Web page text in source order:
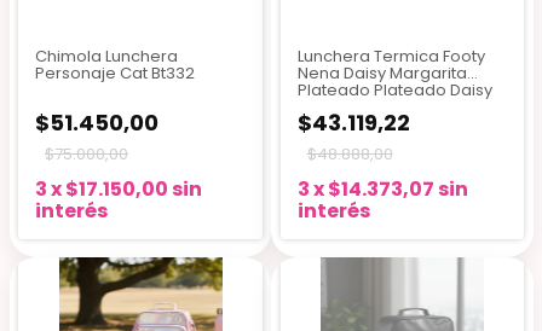
Chimola Lunchera
Personaje Cat Bt332
$51.450,00
$75.000,00
3x$17.150,00 sin
interés
Lunchera Termica Footy
Nena Daisy Margarita
Plateado Plateado Daisy
$43.119,22
$48.888,00
3x$14.373,07 sin
interés